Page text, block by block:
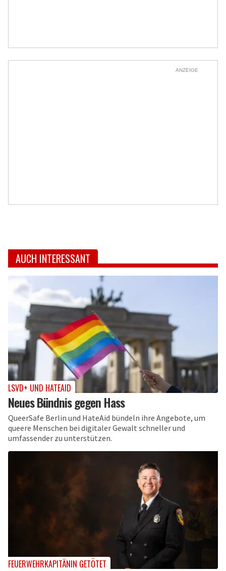
ANZEIGE
AUCH INTERESSANT
LSVD+ UND HATEAID
Neues Bündnis gegen Hass
QueerSafe Berlin und HateAid bündeln ihre Angebote, um
queere Menschen bei digitaler Gewalt schneller und
umfassender zu unterstützen.
FEUERWEHRKAPITÄNIN GETÖTET